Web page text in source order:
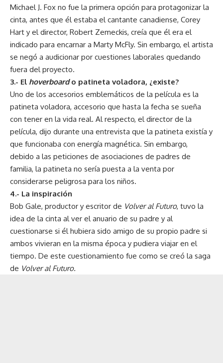
Michael J. Fox no fue la primera opción para protagonizar la
cinta, antes que él estaba el cantante canadiense, Corey
Hart y el director, Robert Zemeckis, creía que él era el
indicado para encarnar a Marty McFly. Sin embargo, el artista
se negó a audicionar por cuestiones laborales quedando
fuera del proyecto.
3.- El hoverboardo patineta voladora, ¿existe?
Uno de los accesorios emblemáticos de la película es la
patineta voladora, accesorio que hasta la fecha se sueña
con tener en la vida real. Al respecto, el director de la
película, dijo durante una entrevista que la patineta existía y
que funcionaba con energía magnética. Sin embargo,
debido a las peticiones de asociaciones de padres de
familia, la patineta no sería puesta a la venta por
considerarse peligrosa para los niños.
4.- La inspiración
Bob Gale, productor y escritor de Volver al Futuro, tuvo la
idea de la cinta al ver el anuario de su padre y al
cuestionarse si él hubiera sido amigo de su propio padre si
ambos vivieran en la misma época y pudiera viajar en el
tiempo. De este cuestionamiento fue como se creó la saga
de Volver al Futuro.